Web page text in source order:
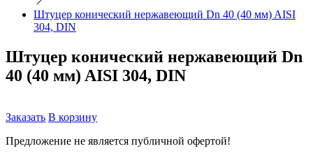
Штуцер конический нержавеющий Dn 40 (40 мм) AISI
304, DIN
Штуцер конический нержавеющий Dn
40 (40 мм) AISI 304, DIN
Заказать В корзину
Предложение не является публичной офертой!